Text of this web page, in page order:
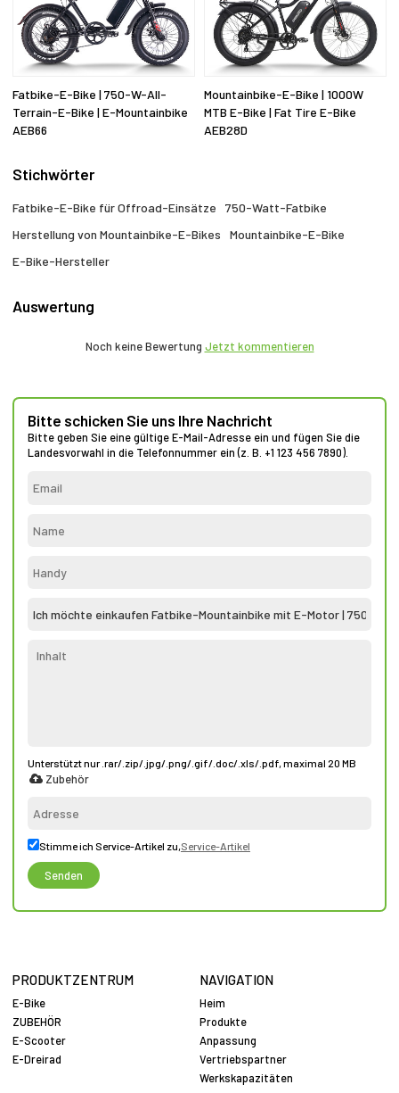
Fatbike-E-Bike | 750-W-All-
Terrain-E-Bike | E-Mountainbike
AEB66
Mountainbike-E-Bike | 1000W
MTB E-Bike | Fat Tire E-Bike
AEB28D
Stichwörter
Fatbike-E-Bike für Offroad-Einsätze
750-Watt-Fatbike
Herstellung von Mountainbike-E-Bikes
Mountainbike-E-Bike
E-Bike-Hersteller
Auswertung
Noch keine Bewertung Jetzt kommentieren
Bitte schicken Sie uns Ihre Nachricht
Bitte geben Sie eine gültige E-Mail-Adresse ein und fügen Sie die
Landesvorwahl in die Telefonnummer ein (z. B. +1 123 456 7890).
Unterstützt nur .rar/.zip/.jpg/.png/.gif/.doc/.xls/.pdf, maximal 20 MB
Zubehör
Stimme ich Service-Artikel zu,Service-Artikel
Senden
PRODUKTZENTRUM
E-Bike
ZUBEHÖR
E-Scooter
E-Dreirad
NAVIGATION
Heim
Produkte
Anpassung
Vertriebspartner
Werkskapazitäten